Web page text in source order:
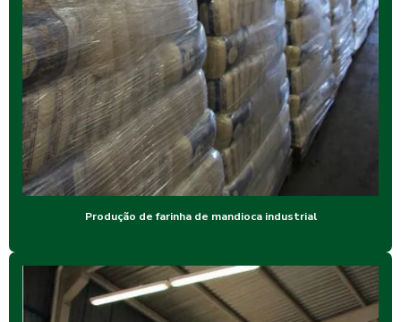
Produção de farinha de mandioca industrial